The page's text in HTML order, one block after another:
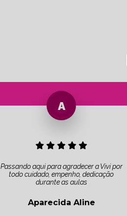
Passando aqui para agradecer a Vivi por
todo cuidado, empenho, dedicação
durante as aulas
Aparecida Aline